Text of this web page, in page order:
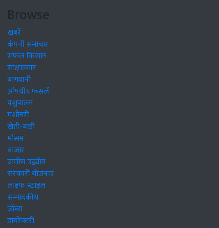
Browse
खबरें
कंपनी समाचार
सफल किसान
साक्षात्कार
बागवानी
औषधीय फसलें
पशुपालन
मशीनरी
खेती-बाड़ी
मौसम
बाजार
ग्रामीण उद्द्योग
सरकारी योजनाएं
लाइफ स्टाइल
सम्पादकीय
जॉब्स
डायरेक्टरी